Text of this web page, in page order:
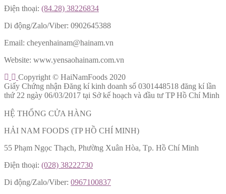
Điện thoại: (84.28) 38226834
Di động/Zalo/Viber: 0902645388
Email: cheyenhainam@hainam.vn
Website: www.yensaohainam.com.vn
Copyright © HaiNamFoods 2020
Giấy Chứng nhận Đăng kí kinh doanh số 0301448518 đăng kí lần
thứ 22 ngày 06/03/2017 tại Sở kế hoạch và đầu tư TP Hồ Chí Minh
HỆ THỐNG CỬA HÀNG
HẢI NAM FOODS (TP HỒ CHÍ MINH)
55 Phạm Ngọc Thạch, Phường Xuân Hòa, Tp. Hồ Chí Minh
Điện thoại: (028) 38222730
Di động/Zalo/Viber: 0967100837